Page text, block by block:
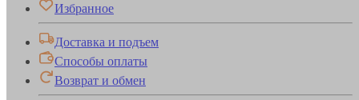
Избранное
Доставка и подъем
Способы оплаты
Возврат и обмен